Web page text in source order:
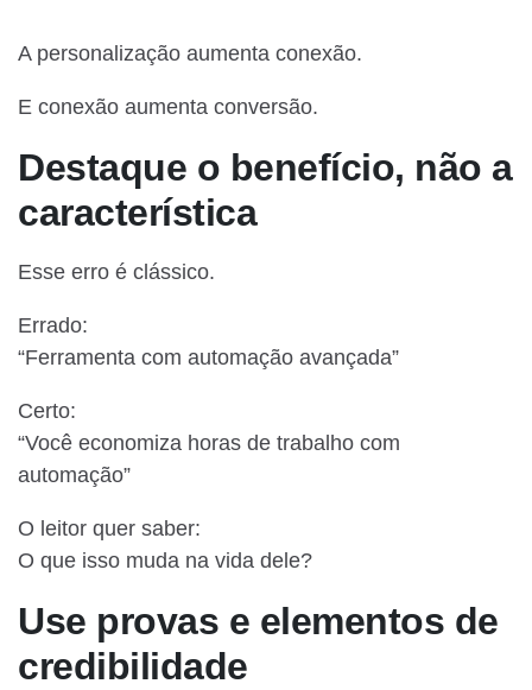
A personalização aumenta conexão.
E conexão aumenta conversão.
Destaque o benefício, não a
característica
Esse erro é clássico.
Errado:
“Ferramenta com automação avançada”
Certo:
“Você economiza horas de trabalho com
automação”
O leitor quer saber:
O que isso muda na vida dele?
Use provas e elementos de
credibilidade